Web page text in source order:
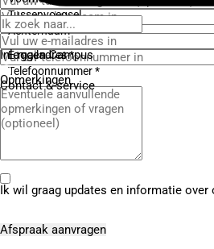
Inloggen Campus
Contact& service
Tussenvoegsel
Achternaam *
E-mailadres *
Telefoonnummer *
Opmerkingen
Ik wil graag updates en informatie over